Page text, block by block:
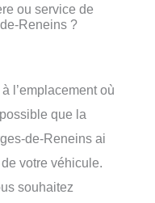
ou service de
Reneins ?
l’emplacement où
que la
de-Reneins ai
votre véhicule.
souhaitez